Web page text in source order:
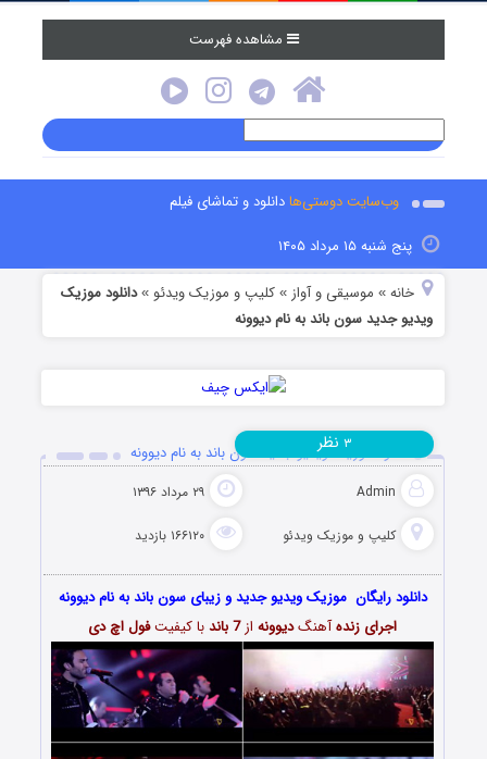
مشاهده فهرست
وب‌سایت دوستی‌هادانلود و تماشای فیلم
پنج شنبه ۱۵ مرداد ۱۴۰۵
خانه » موسیقی و آواز »کلیپ و موزیک ویدئو »دانلود موزیک
ویدیو جدید سون باند به نام دیوونه
دانلود موزیک ویدیو جدید سون باند به نام دیوونه
Admin ۲۹ مرداد ۱۳۹۶
کلیپ و موزیک ویدئو ۱۶۶۱۲۰ بازدید
۳ نظر
دانلود رایگان موزیک ویدیو جدید و زیبای سون باند به نام دیوونه
اجرای زندهآهنگدیوونه از7 باند با کیفیتفول اچ دی